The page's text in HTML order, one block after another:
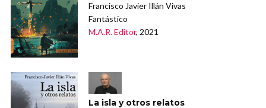
Francisco Javier Illán Vivas
Fantástico
M.A.R. Editor, 2021
La isla y otros relatos